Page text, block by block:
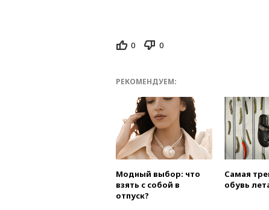
0 0
РЕКОМЕНДУЕМ:
Модный выбор: что
взять с собой в
отпуск?
Самая
обувь